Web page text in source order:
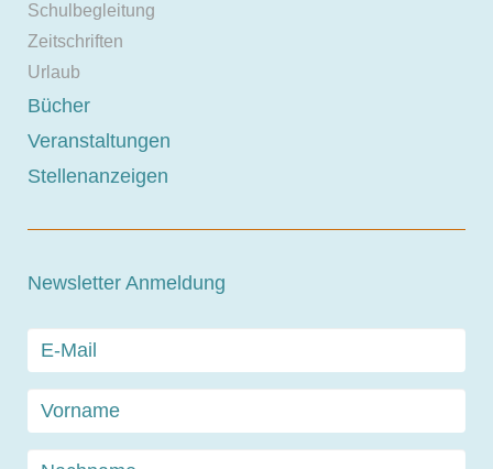
Schulbegleitung
Zeitschriften
Urlaub
Bücher
Veranstaltungen
Stellenanzeigen
Newsletter Anmeldung